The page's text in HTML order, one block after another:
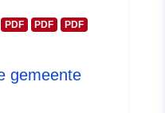
PDF PDF
PDF
gemeente